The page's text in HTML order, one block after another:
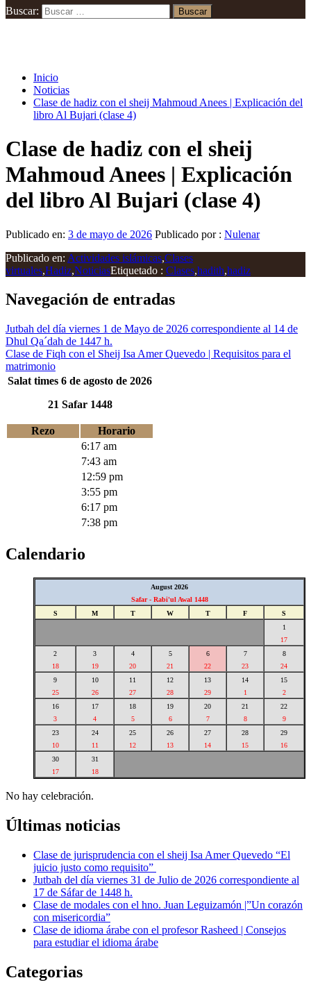
Buscar:
Inicio
Noticias
Clase de hadiz con el sheij Mahmoud Anees | Explicación del
libro Al Bujari (clase 4)
Clase de hadiz con el sheij
Mahmoud Anees | Explicación
del libro Al Bujari (clase 4)
Publicado en: 3 de mayo de 2026 Publicado por : Nulenar
Publicado en: Actividades islámicas,Clases
virtuales,Hadiz,NoticiasEtiquetado : Clases,hadith,hadiz
Navegación de entradas
Jutbah del día viernes 1 de Mayo de 2026 correspondiente al 14 de
Dhul Qa´dah de 1447 h.
Clase de Fiqh con el Sheij Isa Amer Quevedo | Requisitos para el
matrimonio
Salat times 6 de agosto de 2026
21 Safar 1448
Rezo
Horario
6:17 am
7:43 am
12:59 pm
3:55 pm
6:17 pm
7:38 pm
Calendario
August 2026
Safar - Rabi'ul Awal 1448
S
M T W T F
S
1
17
2
18
3
19
4
20
5
21
6
22
7
23
8
24
9
25
10
26
11
27
12
28
13
29
14
1
15
2
16
3
17
4
18
5
19
6
20
7
21
8
22
9
23
10
24
11
25
12
26
13
27
14
28
15
29
16
30
17
31
18
No hay celebración.
Últimas noticias
Clase de jurisprudencia con el sheij Isa Amer Quevedo “El
juicio justo como requisito”
Jutbah del día viernes 31 de Julio de 2026 correspondiente al
17 de Sáfar de 1448 h.
Clase de modales con el hno. Juan Leguizamón |”Un corazón
con misericordia”
Clase de idioma árabe con el profesor Rasheed | Consejos
para estudiar el idioma árabe
Categorias